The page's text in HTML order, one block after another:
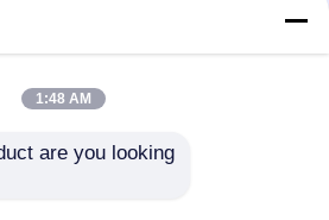
1:48 AM
are you looking